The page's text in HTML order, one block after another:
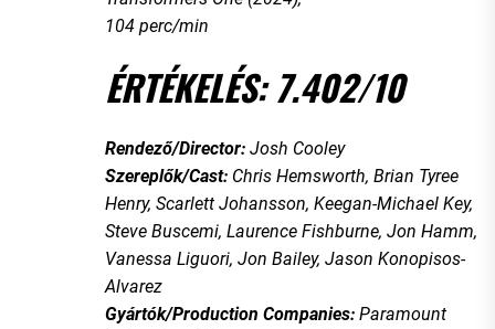
104 perc/min
ÉRTÉKELÉS: 7.402/10
Rendező/Director: Josh Cooley
Szereplők/Cast: Chris Hemsworth, Brian Tyree
Henry, Scarlett Johansson, Keegan-Michael Key,
Steve Buscemi, Laurence Fishburne, Jon Hamm,
Vanessa Liguori, Jon Bailey, Jason Konopisos-
Alvarez
Gyártók/Production Companies: Paramount